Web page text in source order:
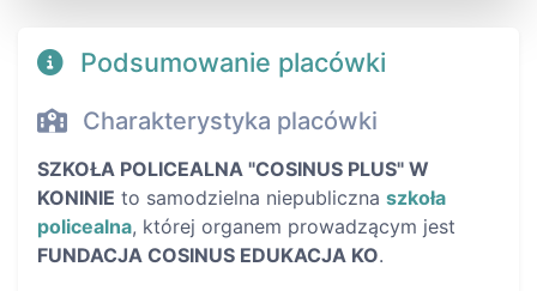
Podsumowanie placówki
Charakterystyka placówki
SZKOŁA POLICEALNA "COSINUS PLUS" W
KONINIE to samodzielna niepubliczna szkoła
policealna, której organem prowadzącym jest
FUNDACJA COSINUS EDUKACJA KO.